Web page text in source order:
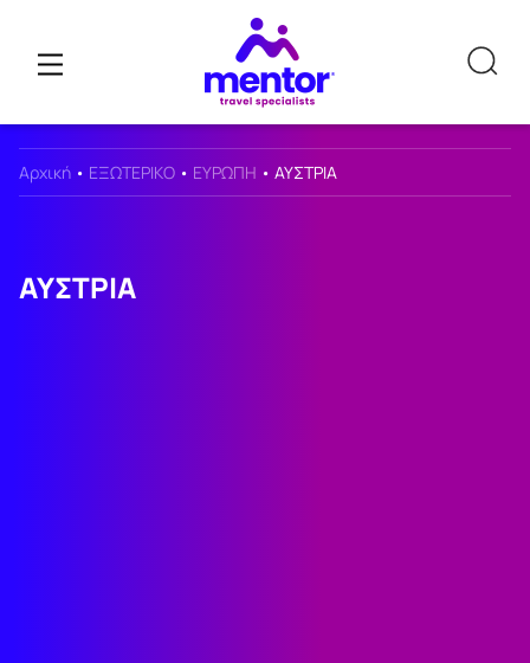
Αρχική • ΕΞΩΤΕΡΙΚΟ • ΕΥΡΩΠΗ • ΑΥΣΤΡΙΑ
ΑΥΣΤΡΙΑ